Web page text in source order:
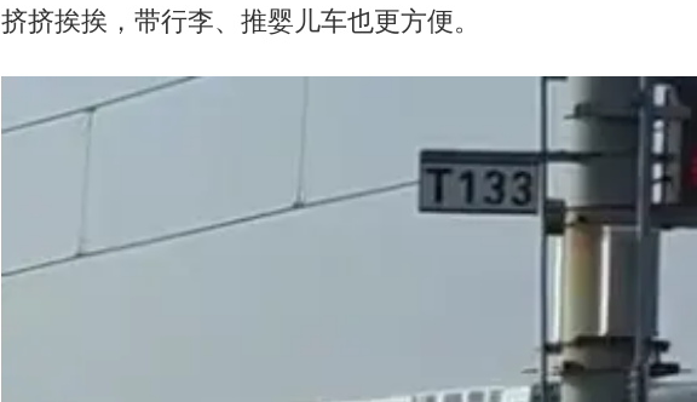
挤挤挨挨，带行李、推婴儿车也更方便。